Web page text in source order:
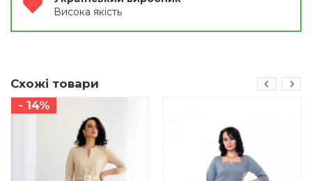
Висока якість
Схожі товари
- 14%